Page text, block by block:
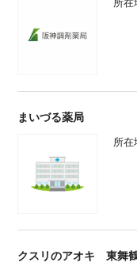
まいづる薬局
所在
クスリのアオキ 東舞